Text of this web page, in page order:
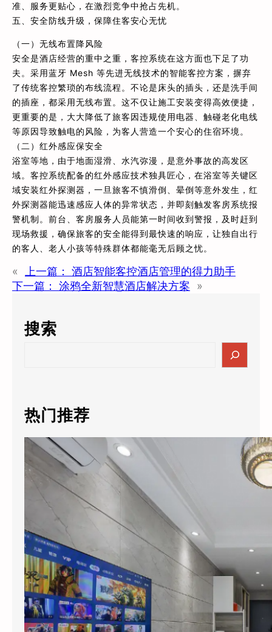
准、服务更贴心，在激烈竞争中抢占先机。
五、安全防线升级，保障住客安心无忧
（一）无线布置降风险
安全是酒店经营的重中之重，客控系统在这方面也下足了功
夫。采用蓝牙 Mesh 等先进无线技术的智能客控方案，摒弃
了传统客控繁琐的布线流程。不论是床头的插头，还是洗手间
的插座，都采用无线布置。这不仅让施工安装变得高效便捷，
更重要的是，大大降低了旅客因违规使用电器、触碰老化电线
等原因导致触电的风险，为客人营造一个安心的住宿环境。
（二）红外感应保安全
浴室等地，由于地面湿滑、水汽弥漫，是意外事故的高发区
域。客控系统配备的红外感应技术独具匠心，在浴室等关键区
域安装红外探测器，一旦旅客不慎滑倒、晕倒等意外发生，红
外探测器能迅速感应人体的异常状态，并即刻触发客房系统报
警机制。前台、客房服务人员能第一时间收到警报，及时赶到
现场救援，确保旅客的安全能得到最快速的响应，让独自出行
的客人、老人小孩等特殊群体都能毫无后顾之忧。
« 上一篇：
酒店智能客控酒店管理的得力助手
下一篇：
涂鸦全新智慧酒店解决方案 »
搜索
c
h
热门推荐